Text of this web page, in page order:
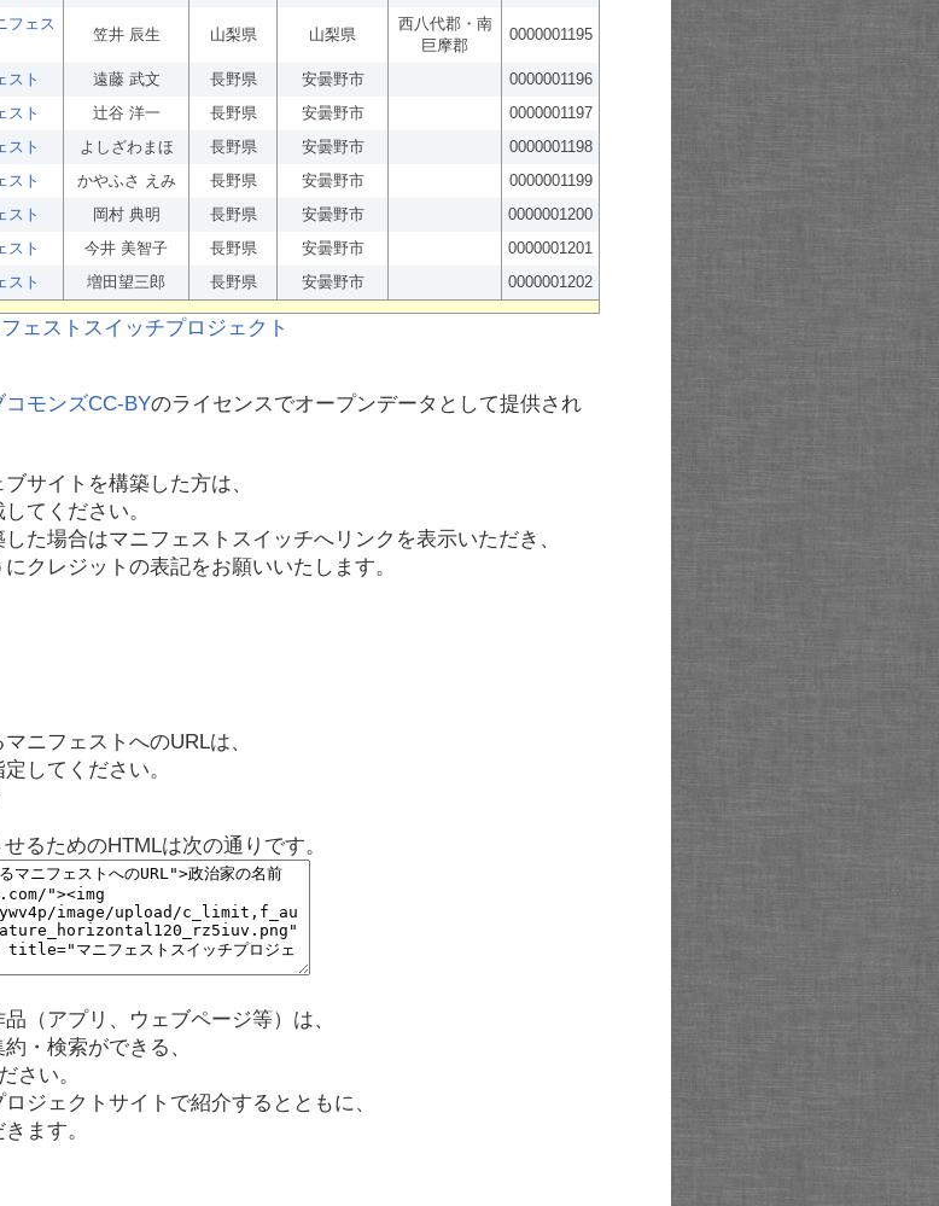
フェス
笠井 辰生 山梨県 山梨県
西八代郡・南
巨摩郡
0000001195
スト 遠藤 武文 長野県 安曇野市
0000001196
スト 辻谷 洋一 長野県 安曇野市
0000001197
スト よしざわまほ 長野県 安曇野市
0000001198
スト かやふさ えみ 長野県 安曇野市
0000001199
スト 岡村 典明 長野県 安曇野市
0000001200
スト 今井 美智子 長野県 安曇野市
0000001201
スト 増田望三郎 長野県 安曇野市 0000001202
モンズCC-BYのライセンスでオープンデータとして提供され
サイトを構築した方は、
てください。
た場合はマニフェストスイッチへリンクを表示いただき、
クレジットの表記をお願いいたします。
ニフェストへのURLは、
してください。
るためのHTMLは次の通りです。
（アプリ、ウェブページ等）は、
・検索ができる、
さい。
ジェクトサイトで紹介するとともに、
ます。